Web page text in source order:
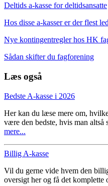
Deltids a-kasse for deltidsansatte
Hos disse a-kasser er der flest
Nye kontingentregler hos HK
Sådan skifter du fagforening
Læs også
Bedste A-kasse i 2026
Her kan du læse mere om,
være den bedste, hvis man altså
mere...
Billig A-kasse
Vil du gerne vide hvem den
oversigt her og få det komplette